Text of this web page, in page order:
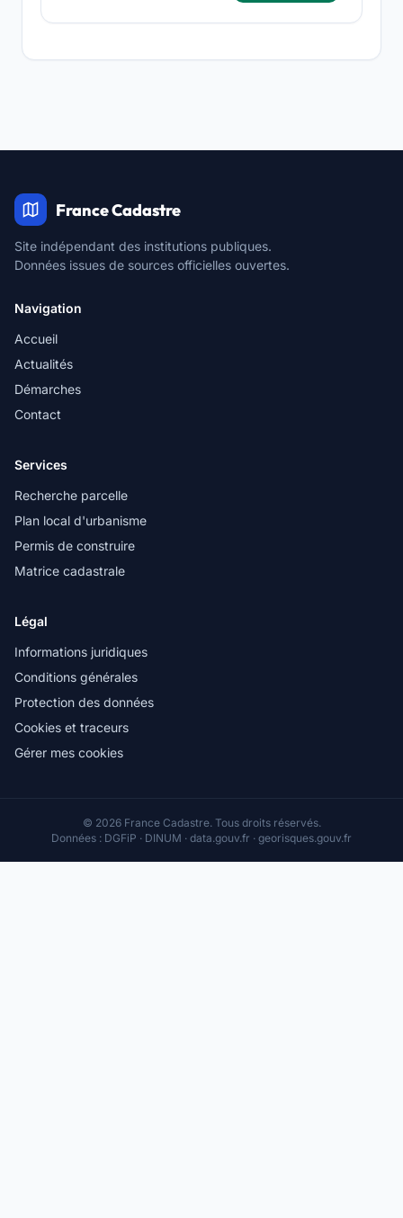
France Cadastre
Site indépendant des institutions publiques.
Données issues de sources officielles ouvertes.
Navigation
Accueil
Actualités
Démarches
Contact
Services
Recherche parcelle
Plan local d'urbanisme
Permis de construire
Matrice cadastrale
Légal
Informations juridiques
Conditions générales
Protection des données
Cookies et traceurs
Gérer mes cookies
© 2026 France Cadastre. Tous droits réservés.
Données : DGFiP · DINUM · data.gouv.fr · georisques.gouv.fr